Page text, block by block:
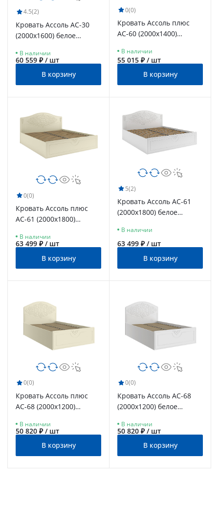
4.5(2)
Кровать Ассоль АС-30
(2000х1600) белое
В наличии
60 559 ₽ / шт
В корзину
0(0)
Кровать Ассоль плюс
АС-60 (2000х1400)
В наличии
55 015 ₽ / шт
В корзину
0(0)
Кровать Ассоль плюс
АС-61 (2000х1800)
В наличии
63 499 ₽ / шт
В корзину
5(2)
Кровать Ассоль АС-61
(2000х1800) белое
В наличии
63 499 ₽ / шт
В корзину
0(0)
Кровать Ассоль плюс
АС-68 (2000х1200)
В наличии
50 820 ₽ / шт
В корзину
0(0)
Кровать Ассоль АС-68
(2000х1200) белое
В наличии
50 820 ₽ / шт
В корзину